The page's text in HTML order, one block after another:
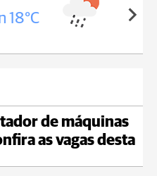
18°C min 17°C
de máquinas
as vagas desta